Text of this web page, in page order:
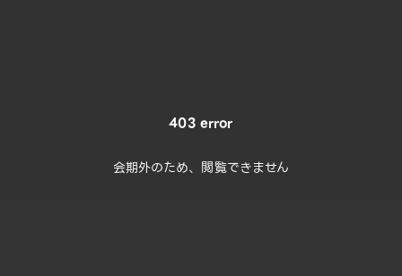
403 error
会期外のため、閲覧できません